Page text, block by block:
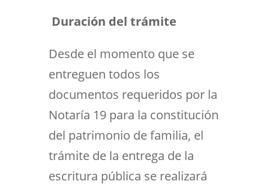
Duración del trámite
Desde el momento que se
entreguen todos los
documentos requeridos por la
Notaría 19 para la constitución
del patrimonio de familia, el
trámite de la entrega de la
escritura pública se realizará